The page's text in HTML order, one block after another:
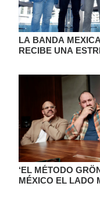
LA BANDA
RECIBE UNA
‘EL MÉTODO
MÉXICO EL LADO